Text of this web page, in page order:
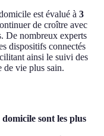
est évalué à 3
de croître avec
De nombreux experts
dispositifs connectés
ainsi le suivi des
de vie plus sain.
sont les plus